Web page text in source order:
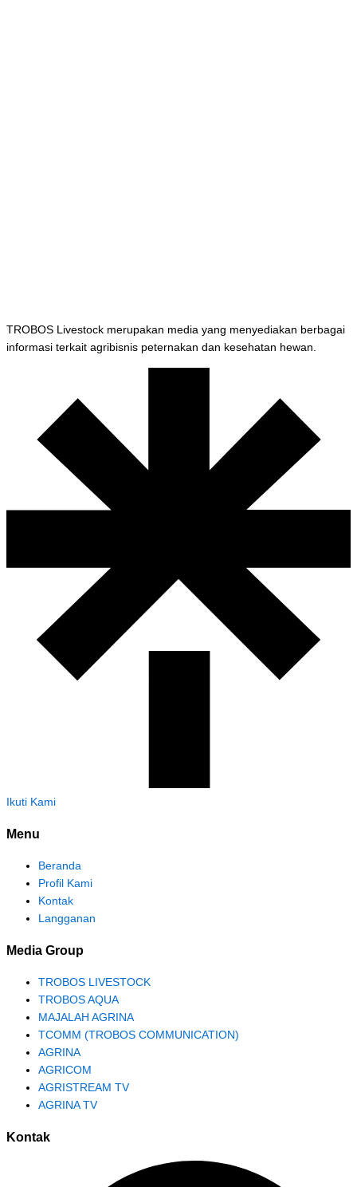
TROBOS Livestock merupakan media yang menyediakan berbagai
informasi terkait agribisnis peternakan dan kesehatan hewan.
Ikuti Kami
Menu
Beranda
Profil Kami
Kontak
Langganan
Media Group
TROBOS LIVESTOCK
TROBOS AQUA
MAJALAH AGRINA
TCOMM (TROBOS COMMUNICATION)
AGRINA
AGRICOM
AGRISTREAM TV
AGRINA TV
Kontak